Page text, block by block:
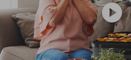
play_circle